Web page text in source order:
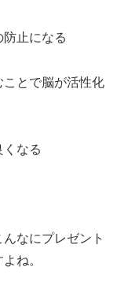
防止になる
ことで脳が活性化
くなる
なにプレゼント
ね。